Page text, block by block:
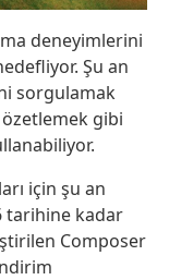
deneyimlerini
Şu an
sorgulamak
gibi
için şu an
tarihine kadar
Composer